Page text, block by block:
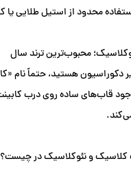
محدود از استیل طلایی یا
دکوراسیون هستید، حتماً نام
قاب‌های ساده روی درب